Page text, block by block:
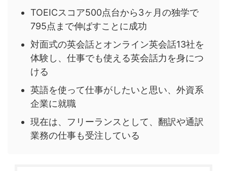
TOEICスコア500点台から3ヶ月の独学で
795点まで伸ばすことに成功
対面式の英会話とオンライン英会話13社を
体験し、仕事でも使える英会話力を身につ
ける
英語を使って仕事がしたいと思い、外資系
企業に就職
現在は、フリーランスとして、翻訳や通訳
業務の仕事も受注している